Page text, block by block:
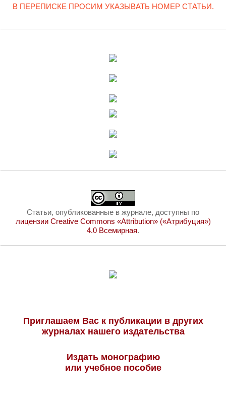
В ПЕРЕПИСКЕ ПРОСИМ УКАЗЫВАТЬ НОМЕР СТАТЬИ.
Статьи, опубликованные в журнале, доступны по
лицензии Creative Commons «Attribution» («Атрибуция»)
4.0 Всемирная.
Приглашаем Вас к публикации в других
журналах нашего издательства
Издать монографию
или учебное пособие